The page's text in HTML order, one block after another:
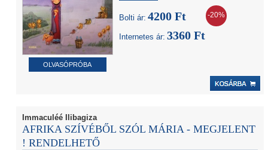
OLVASÓPRÓBA
Bolti ár: 4200 Ft -20%
Internetes ár: 3360 Ft
Immaculéé Ilibagiza
AFRIKA SZÍVÉBŐL SZÓL MÁRIA - MEGJELENT
! RENDELHETŐ